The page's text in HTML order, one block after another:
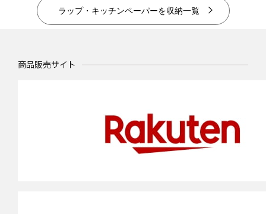
ラップ・キッチンペーパーを収納一覧
商品販売サイト